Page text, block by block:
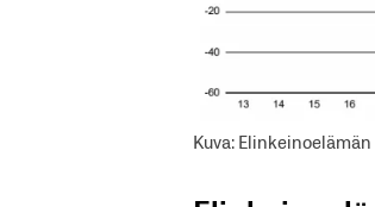
Kuva: